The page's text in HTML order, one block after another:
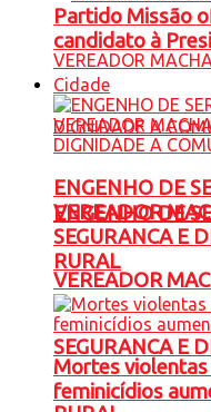
ENGENHO DE
VEREADOR
SEGURANCA E
Partido Missão
candidato à
Cidade
ENGENHO DE
VEREADOR
SEGURANCA E
RURAL
Mortes violentas
feminicídios